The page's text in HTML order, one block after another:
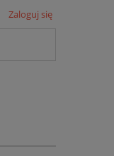
Zaloguj się